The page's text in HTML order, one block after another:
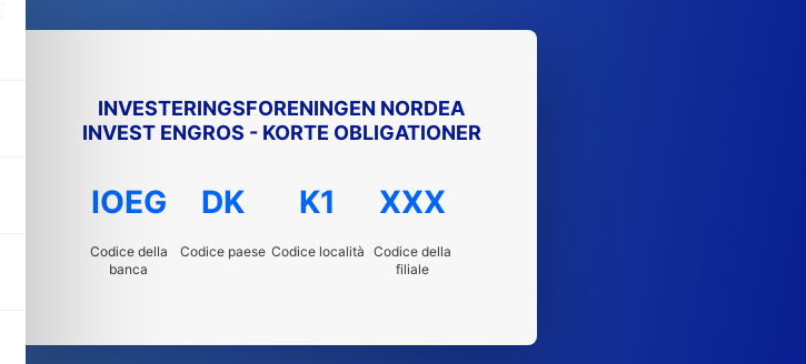
INVESTERINGSFORENINGEN NORDEA
INVEST ENGROS - KORTE OBLIGATIONER
IOEG
Codice della
banca
DK
Codice paese
K1
Codice località
XXX
Codice della
filiale